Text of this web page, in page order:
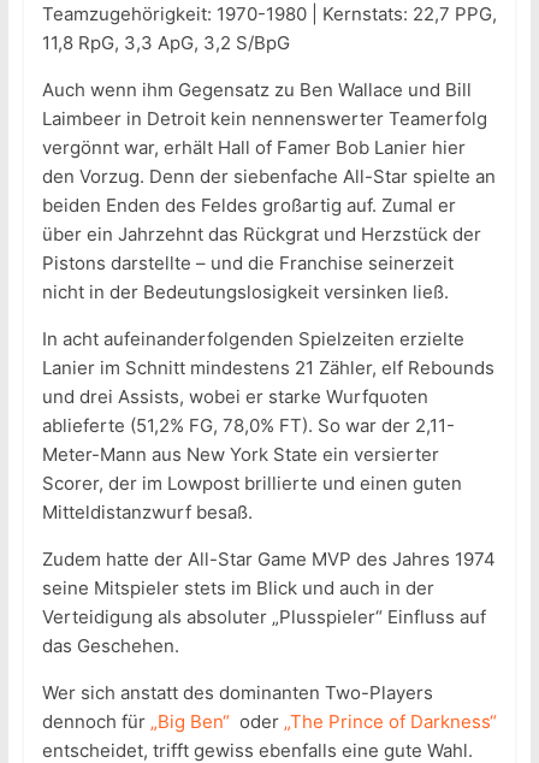
Teamzugehörigkeit: 1970-1980 | Kernstats: 22,7 PPG,
11,8 RpG, 3,3 ApG, 3,2 S/BpG
Auch wenn ihm Gegensatz zu Ben Wallace und Bill
Laimbeer in Detroit kein nennenswerter Teamerfolg
vergönnt war, erhält Hall of Famer Bob Lanier hier
den Vorzug. Denn der siebenfache All-Star spielte an
beiden Enden des Feldes großartig auf. Zumal er
über ein Jahrzehnt das Rückgrat und Herzstück der
Pistons darstellte – und die Franchise seinerzeit
nicht in der Bedeutungslosigkeit versinken ließ.
In acht aufeinanderfolgenden Spielzeiten erzielte
Lanier im Schnitt mindestens 21 Zähler, elf Rebounds
und drei Assists, wobei er starke Wurfquoten
ablieferte (51,2% FG, 78,0% FT). So war der 2,11-
Meter-Mann aus New York State ein versierter
Scorer, der im Lowpost brillierte und einen guten
Mitteldistanzwurf besaß.
Zudem hatte der All-Star Game MVP des Jahres 1974
seine Mitspieler stets im Blick und auch in der
Verteidigung als absoluter „Plusspieler“ Einfluss auf
das Geschehen.
Wer sich anstatt des dominanten Two-Players
dennoch für „Big Ben“oder „The Prince of Darkness“
entscheidet, trifft gewiss ebenfalls eine gute Wahl.